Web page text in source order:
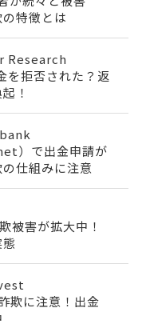
特徴とは
Research
拒否された？返
！
）で出金申請が
仕組みに注意
被害が拡大中！
に注意！出金